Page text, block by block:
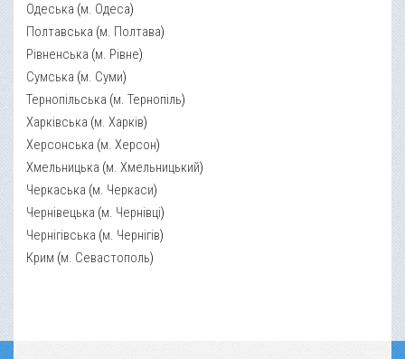
Одеська (м. Одеса)
Полтавська (м. Полтава)
Рівненська (м. Рівне)
Сумська (м. Суми)
Тернопільська (м. Тернопіль)
Харківська (м. Харків)
Херсонська (м. Херсон)
Хмельницька (м. Хмельницький)
Черкаська (м. Черкаси)
Чернівецька (м. Чернівці)
Чернігівська (м. Чернігів)
Крим (м. Севастополь)